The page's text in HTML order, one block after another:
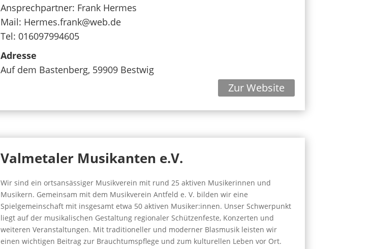
Ansprechpartner: Frank Hermes
Mail: Hermes.frank@web.de
Tel: 016097994605
Adresse
Auf dem Bastenberg, 59909 Bestwig
Zur Website
Valmetaler Musikanten e.V.
Wir sind ein ortsansässiger Musikverein mit rund 25 aktiven Musikerinnen und
Musikern. Gemeinsam mit dem Musikverein Antfeld e. V. bilden wir eine
Spielgemeinschaft mit insgesamt etwa 50 aktiven Musiker:innen. Unser Schwerpunkt
liegt auf der musikalischen Gestaltung regionaler Schützenfeste, Konzerten und
weiteren Veranstaltungen. Mit traditioneller und moderner Blasmusik leisten wir
einen wichtigen Beitrag zur Brauchtumspflege und zum kulturellen Leben vor Ort.